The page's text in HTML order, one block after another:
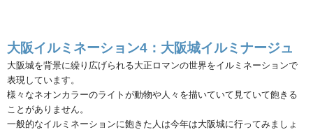
大阪イルミネーション4 ：大阪城イルミナージュ
大阪城を背景に繰り広げられる大正ロマンの世界をイルミネーションで
表現しています。
様々なネオンカラーのライトが動物や人々を描いていて見ていて飽きる
ことがありません。
一般的なイルミネーションに飽きた人は今年は大阪城に行ってみましょ